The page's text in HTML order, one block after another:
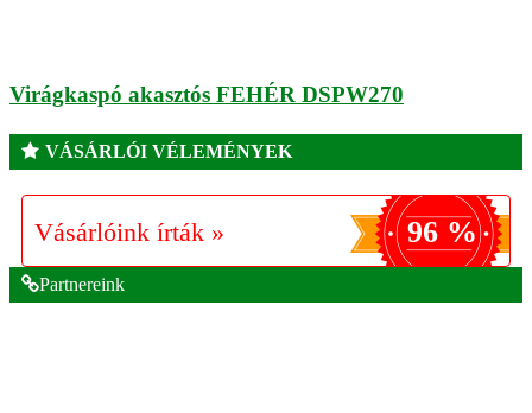
Virágkaspó akasztós FEHÉR DSPW270
VÁSÁRLÓI VÉLEMÉNYEK
Vásárlóink írták » 96 %
Partnereink